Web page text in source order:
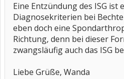
Eine Entzündung des ISG ist
Diagnosekriterien bei
eben doch eine
Richtung, denn bei dieser
zwangsläufig auch das ISG
Liebe Grüße, Wanda